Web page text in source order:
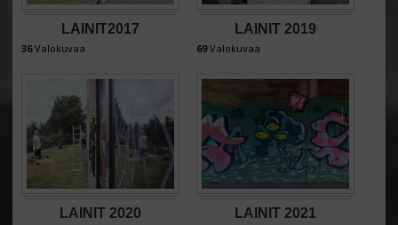
LAINIT2017
36Valokuvaa
LAINIT 2019
69Valokuvaa
LAINIT 2020 LAINIT 2021